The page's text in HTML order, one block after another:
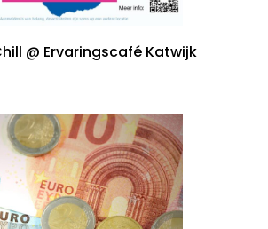
@ Ervaringscafé Katwijk